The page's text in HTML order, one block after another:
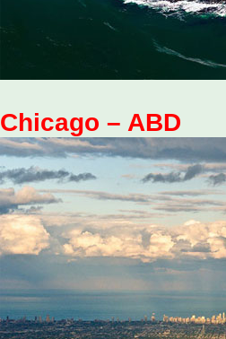
Chicago – ABD